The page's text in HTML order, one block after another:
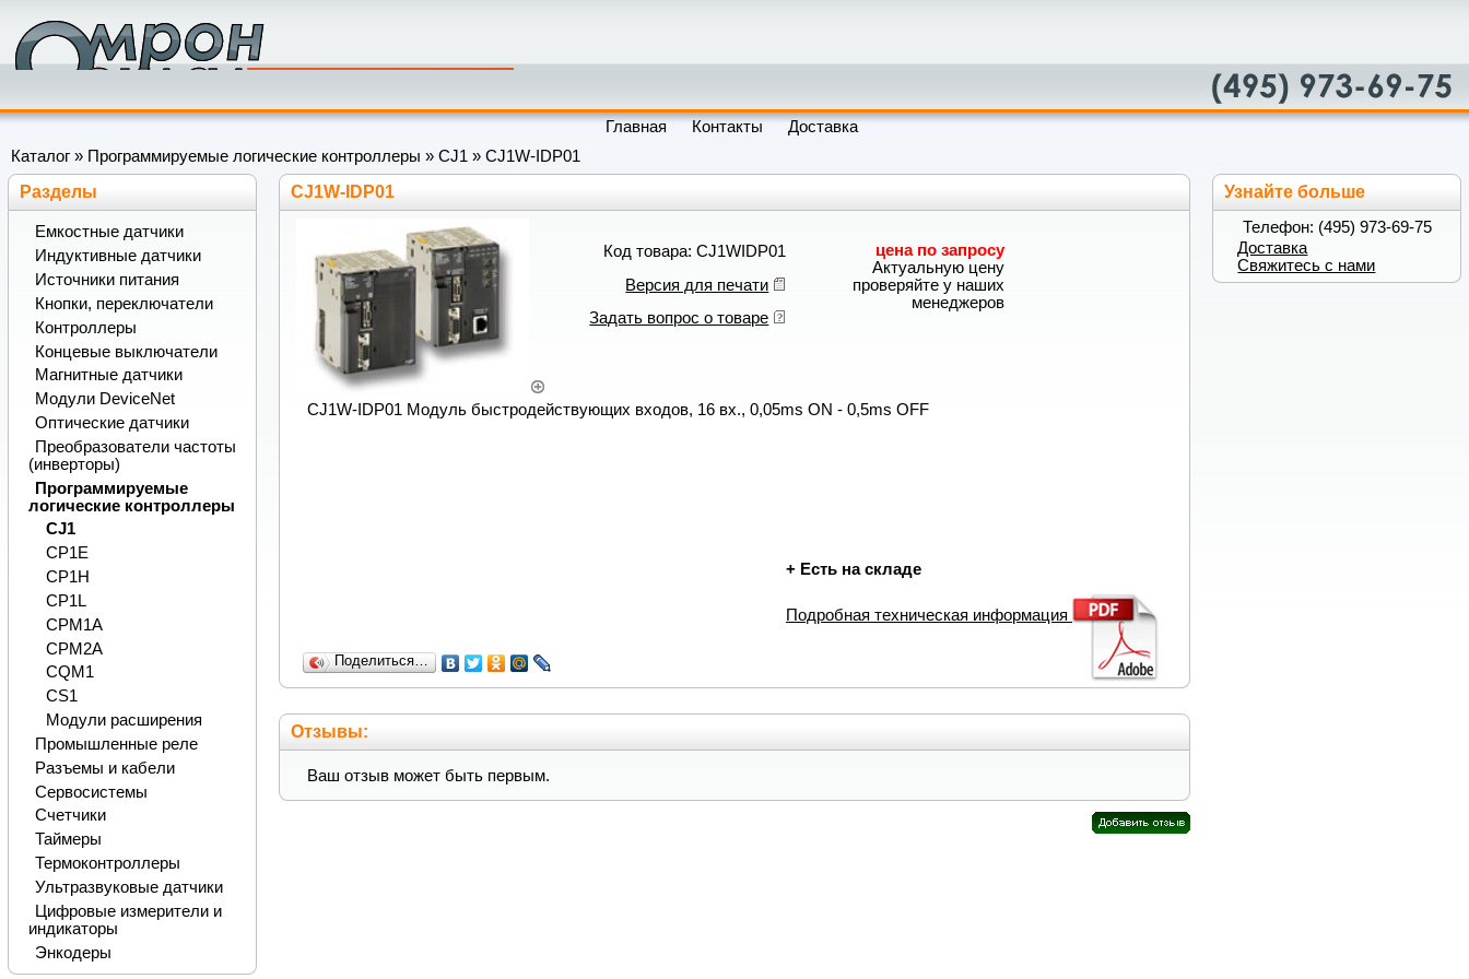
Главная Контакты
Доставка
Каталог » Программируемые логические контроллеры » CJ1 » CJ1W-IDP01
CJ1W-IDP01
Код товара: CJ1WIDP01
Версия для печати
Задать вопрос о товаре
цена по запросу
Актуальную цену
проверяйте у наших
менеджеров
CJ1W-IDP01 Модуль быстродействующих входов, 16 вх., 0,05ms ON - 0,5ms OFF
+Есть на складе
Подробная техническая информация
Поделиться…
Отзывы:
Ваш отзыв может быть первым.
Разделы
Емкостные датчики
Индуктивные датчики
Источники питания
Кнопки, переключатели
Контроллеры
Концевые выключатели
Магнитные датчики
Модули DeviceNet
Оптические датчики
Преобразователи частоты
(инверторы)
Программируемые
логические контроллеры
CJ1
CP1E
CP1H
CP1L
CPM1A
CPM2A
CQM1
CS1
Модули расширения
Промышленные реле
Разъемы и кабели
Сервосистемы
Счетчики
Таймеры
Термоконтроллеры
Ультразвуковые датчики
Цифровые измерители и
индикаторы
Энкодеры
Узнайте больше
Телефон: (495) 973-69-75
Доставка
Свяжитесь с нами